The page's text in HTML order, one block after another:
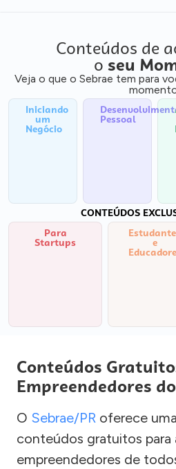
Conteúdos de
o seu
Veja o que o Sebrae tem para
Iniciando
um
Negócio
Pessoal
CONTEÚDOS
Para
Startups e
Conteúdos
Empreendedores
O Sebrae/PR oferece
conteúdos gratuitos para
empreendedores de